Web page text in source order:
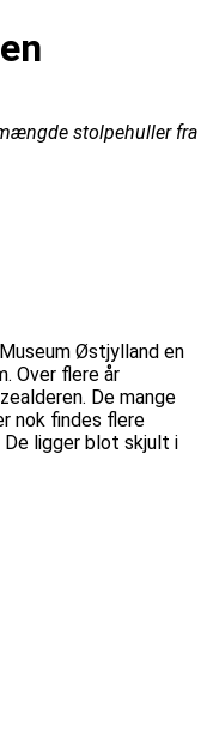
stolpehuller fra
Østjylland en
Over flere år
De mange
nok findes flere
De ligger blot skjult i